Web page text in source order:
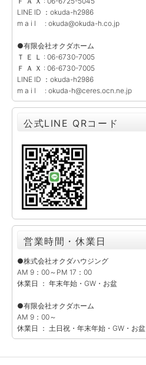
LINE ID ：okuda-h2986
m a i l : okuda@okuda-h.co.jp
●有限会社オクダホーム
Ｔ Ｅ Ｌ : 06-6730-7005
Ｆ Ａ Ｘ : 06-6730-7005
LINE ID ：okuda-h2986
m a i l : okuda-h@ceres.ocn.ne.jp
公式LINE QRコード
営業時間・休業日
●株式会社オクダハウジング
AM 9：00～PM 17：00
休業日 ： 年末年始・GW・お盆
●有限会社オクダホーム
AM 9：00～
休業日 ： 土日祝・年末年始・GW・お盆